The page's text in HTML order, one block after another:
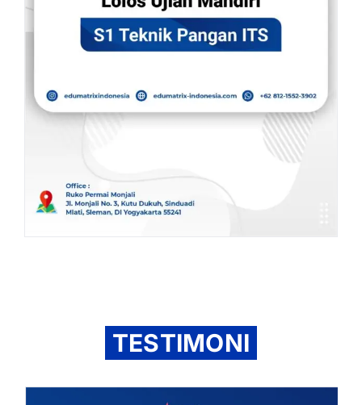
TESTIMONI